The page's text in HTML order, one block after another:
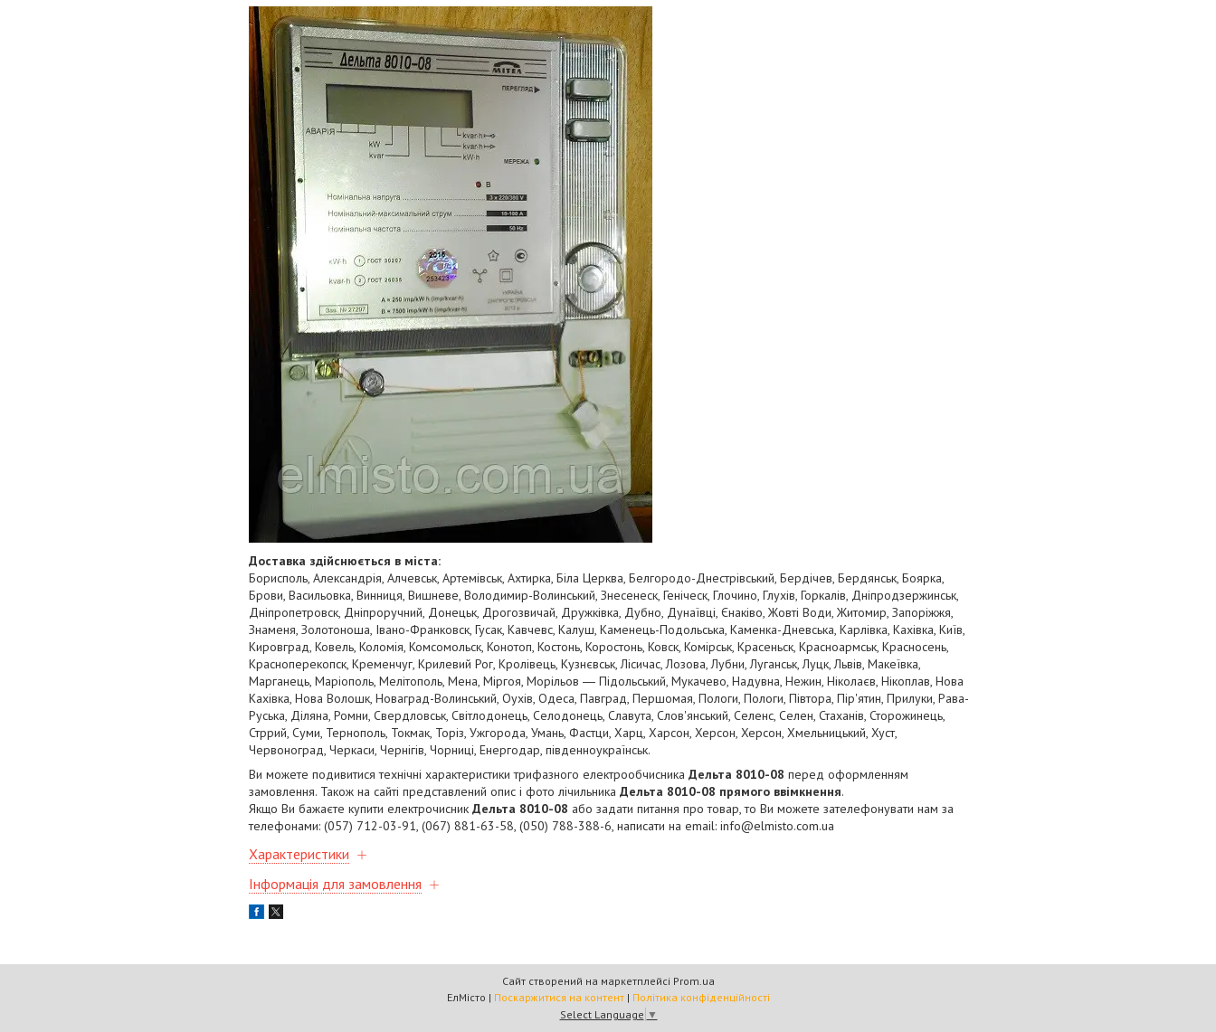
Доставка здійснюється в міста:
Борисполь, Александрія, Алчевськ, Артемівськ, Ахтирка, Біла Церква, Белгородо-Днестрівський, Бердічев, Бердянськ, Боярка,
Брови, Васильовка, Винниця, Вишневе, Володимир-Волинський, Знесенеск, Геніческ, Глочино, Глухів, Горкалів, Дніпродзержинськ,
Дніпропетровск, Дніпроручний, Донецьк, Дрогозвичай, Дружківка, Дубно, Дунаївці, Єнаківо, Жовті Води, Житомир, Запоріжжя,
Знаменя, Золотоноша, Івано-Франковск, Гусак, Кавчевс, Калуш, Каменець-Подольська, Каменка-Дневська, Карлівка, Кахівка, Київ,
Кировград, Ковель, Коломія, Комсомольск, Конотоп, Костонь, Коростонь, Ковск, Комірськ, Красеньск, Красноармськ, Красносень,
Красноперекопск, Кременчуг, Крилевий Рог, Кролівець, Кузнєвськ, Лісичас, Лозова, Лубни, Луганськ, Луцк, Львів, Макеївка,
Марганець, Маріополь, Мелітополь, Мена, Міргоя, Морільов ― Підольський, Мукачево, Надувна, Нежин, Ніколаєв, Нікоплав, Нова
Кахівка, Нова Волошк, Новаград-Волинський, Оухів, Одеса, Павград, Першомая, Пологи, Пологи, Півтора, Пір'ятин, Прилуки, Рава-
Руська, Діляна, Ромни, Свердловськ, Світлодонець, Селодонець, Славута, Слов'янський, Селенс, Селен, Стаханів, Сторожинець,
Стррий, Суми, Тернополь, Токмак, Торіз, Ужгорода, Умань, Фастци, Харц, Харсон, Херсон, Херсон, Хмельницький, Хуст,
Червоноград, Черкаси, Чернігів, Чорниці, Енергодар, південноукраїнськ.
Ви можете подивитися технічні характеристики трифазного електрообчисника Дельта 8010-08 перед оформленням
замовлення. Також на сайті представлений опис і фото лічильника Дельта 8010-08 прямого ввімкнення.
Якщо Ви бажаєте купити електрочисник Дельта 8010-08 або задати питання про товар, то Ви можете зателефонувати нам за
телефонами: (057) 712-03-91, (067) 881-63-58, (050) 788-388-6, написати на email: info@elmisto.com.ua
Характеристики
Інформація для замовлення
Сайт створений на маркетплейсі Prom.ua
ЕлМісто | Поскаржитися на контент | Політика конфіденційності
Select Language ▼